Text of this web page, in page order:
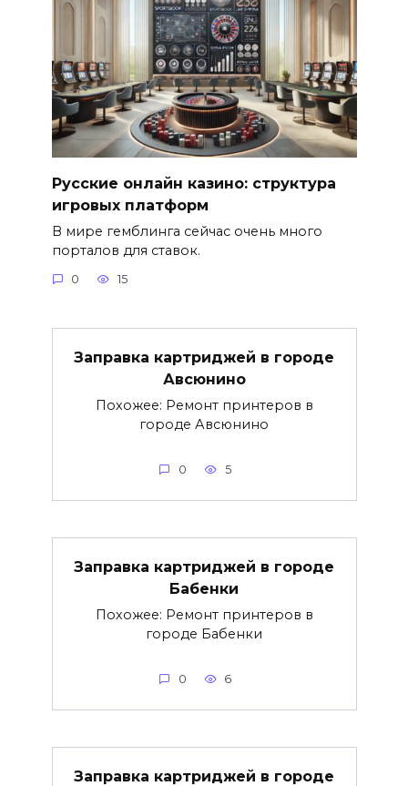
Русские онлайн казино: структура
игровых платформ
В мире гемблинга сейчас очень много
порталов для ставок.
0 15
Заправка картриджей в городе
Авсюнино
Похожее: Ремонт принтеров в
городе Авсюнино
0 5
Заправка картриджей в городе
Бабенки
Похожее: Ремонт принтеров в
городе Бабенки
0 6
Заправка картриджей в городе